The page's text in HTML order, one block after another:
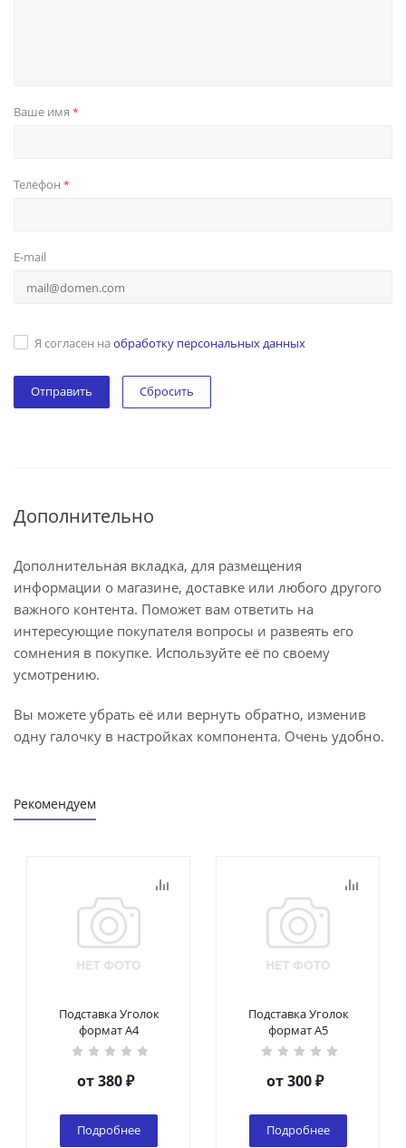
Ваше имя *
Телефон *
E-mail
Я согласен на обработку персональных данных
Сбросить
Дополнительно
Дополнительная вкладка, для размещения
информации о магазине, доставке или любого другого
важного контента. Поможет вам ответить на
интересующие покупателя вопросы и развеять его
сомнения в покупке. Используйте её по своему
усмотрению.
Вы можете убрать её или вернуть обратно, изменив
одну галочку в настройках компонента. Очень удобно.
Рекомендуем
Подставка Уголок
формат А4
от380 ₽
Подробнее
Подставка Уголок
формат А5
от300 ₽
Подробнее